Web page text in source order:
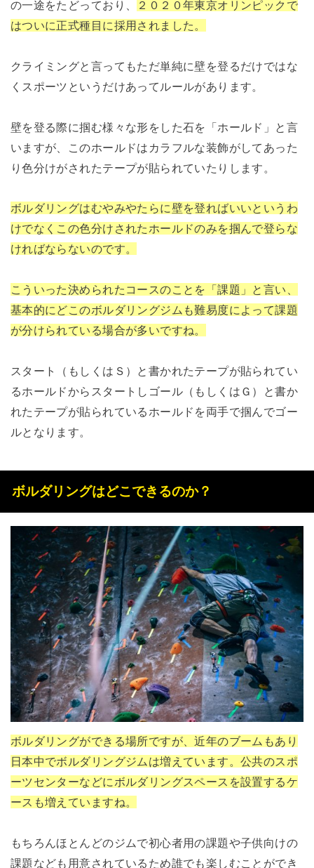
の一途をたどっており、
２０２０年東京オリンピックで
はついに正式種目に採用されました。
クライミングと言ってもただ単純に壁を登るだけではな
くスポーツというだけあってルールがあります。
壁を登る際に掴む様々な形をした石を「ホールド」と言
いますが、このホールドはカラフルな装飾がしてあった
り色分けがされたテープが貼られていたりします。
ボルダリングはむやみやたらに壁を登ればいいというわ
けでなくこの色分けされたホールドのみを掴んで登らな
ければならないのです。
こういった決められたコースのことを「課題」と言い、
基本的にどこのボルダリングジムも難易度によって課題
が分けられている場合が多いですね。
スタート（もしくはＳ）と書かれたテープが貼られてい
るホールドからスタートしゴール（もしくはＧ）と書か
れたテープが貼られているホールドを両手で掴んでゴー
ルとなります。
ボルダリングはどこできるのか？
ボルダリングができる場所ですが、近年のブームもあり
日本中でボルダリングジムは増えています。公共のスポ
ーツセンターなどにボルダリングスペースを設置するケ
ースも増えていますね。
もちろんほとんどのジムで初心者用の課題や子供向けの
課題なども用意されているため誰でも楽しむことができ